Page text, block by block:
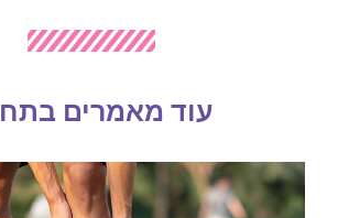
עוד מאמרים בתחום